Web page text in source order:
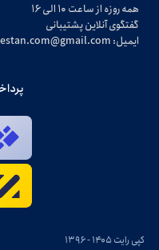
همه روزه از ساعت ۱۰ الی ۱۶
گفتگوی آنلاین پشتیبانی
ایمیل: tasvirestan.com@gmail.com
کپی رایت ۱۴۰۵ - ۱۳۹۶